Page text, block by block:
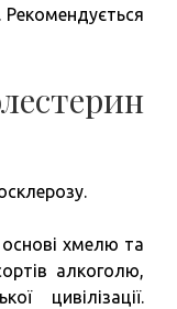
хмелю та
алкоголю,
цивілізації.